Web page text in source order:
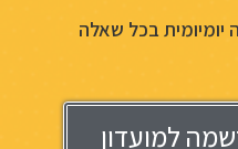
בכל שאלה
למועדון